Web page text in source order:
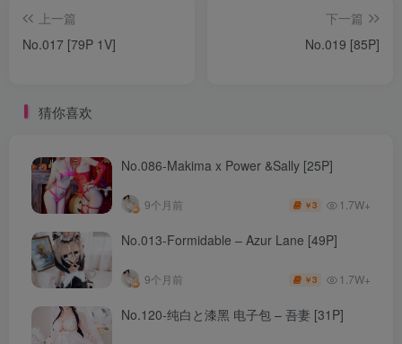
上一篇
No.017 [79P 1V]
下一篇
No.019 [85P]
猜你喜欢
No.086-Makima x Power &Sally [25P]
9个月前 ￥3 1.7W+
No.013-Formidable – Azur Lane [49P]
9个月前 ￥3 1.7W+
No.120-纯白と漆黑 电子包 – 吾妻 [31P]